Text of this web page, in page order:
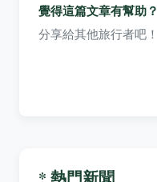
覺得這篇文章有幫助？
分享給其他旅行者吧！